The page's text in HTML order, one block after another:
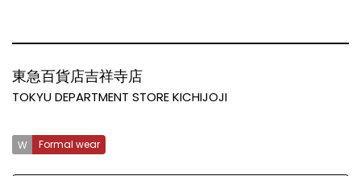
東急百貨店吉祥寺店
TOKYU DEPARTMENT STORE KICHIJOJI
Formal wear